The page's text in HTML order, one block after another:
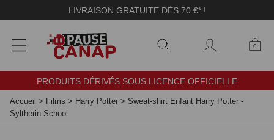
LIVRAISON GRATUITE DÈS 70 €* !
0
PRODUITS DÉRIVÉS SOUS LICENCE OFFICIELLE
Accueil > Films > Harry Potter > Sweat-shirt Enfant Harry Potter -
Syltherin School
Panneau de gestion des cookies